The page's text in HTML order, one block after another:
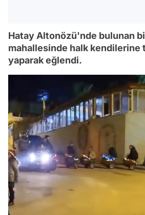
Hatay Altonözü'nde bulunan
mahallesinde halk kendilerine
yaparak eğlendi.